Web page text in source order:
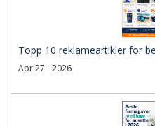
Topp 10 reklameartikler for
Apr 27 - 2026